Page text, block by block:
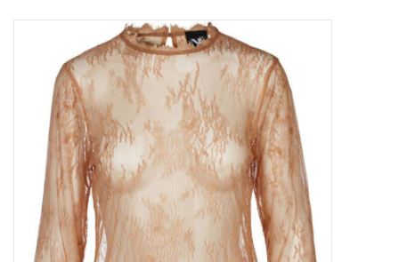
Truien
Pakken